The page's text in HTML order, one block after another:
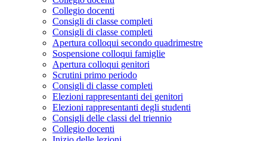
Collegio docenti
Consigli di classe completi
Consigli di classe completi
Apertura colloqui secondo quadrimestre
Sospensione colloqui famiglie
Apertura colloqui genitori
Scrutini primo periodo
Consigli di classe completi
Elezioni rappresentanti dei genitori
Elezioni rappresentanti degli studenti
Consigli delle classi del triennio
Collegio docenti